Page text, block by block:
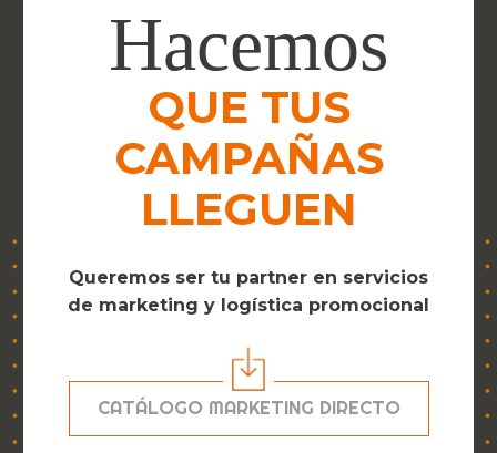
Hacemos
QUE TUS
CAMPAÑAS
LLEGUEN
Queremos ser tu partner en servicios
de marketing y logística promocional
CATÁLOGO MARKETING DIRECTO